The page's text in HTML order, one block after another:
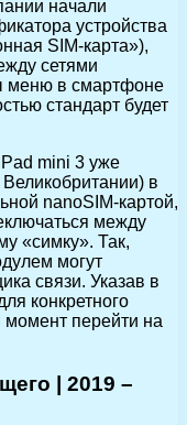
начали
устройства
SIM-карта»),
сетями
меню в смартфоне
стандарт будет
mini 3 уже
в
nanoSIM-картой,
между
«симку». Так,
могут
связи. Указав в
конкретного
момент перейти на
| 2019 –